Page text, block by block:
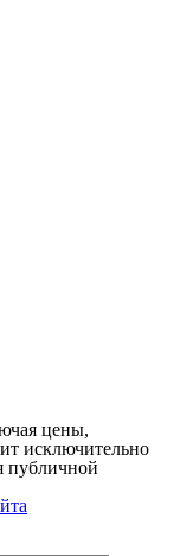
цены,
исключительно
публичной